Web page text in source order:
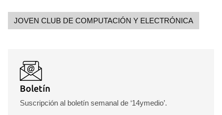
JOVEN CLUB DE COMPUTACIÓN Y ELECTRÓNICA
Boletín
Suscripción al boletín semanal de ‘14ymedio’.